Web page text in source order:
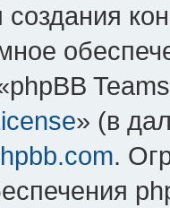
создания
» (в
.